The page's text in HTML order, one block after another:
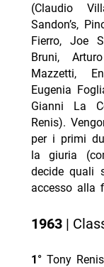
(Claudio
Sandon’s,
Fierro, Joe
Bruni,
Mazzetti,
Eugenia
Gianni La
Renis).
per i primi
la giuria
decide quali
accesso alla
1963|
1°Tony